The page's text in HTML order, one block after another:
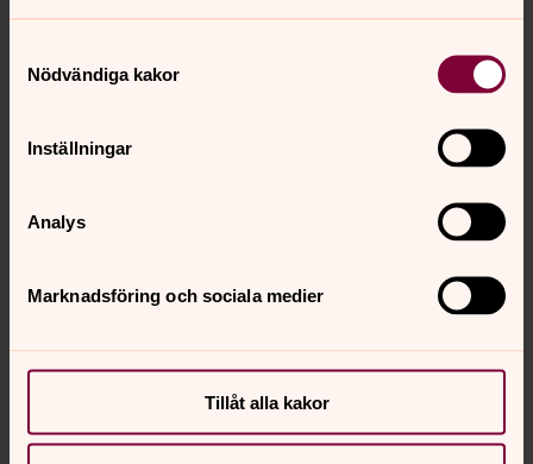
Nödvändiga kakor
Inställningar
Analys
Marknadsföring och sociala medier
Tillåt alla kakor
Fritidsledare, Kungsängen-Västra Ryds församling
Samordnare för konfirmander och ungdom.